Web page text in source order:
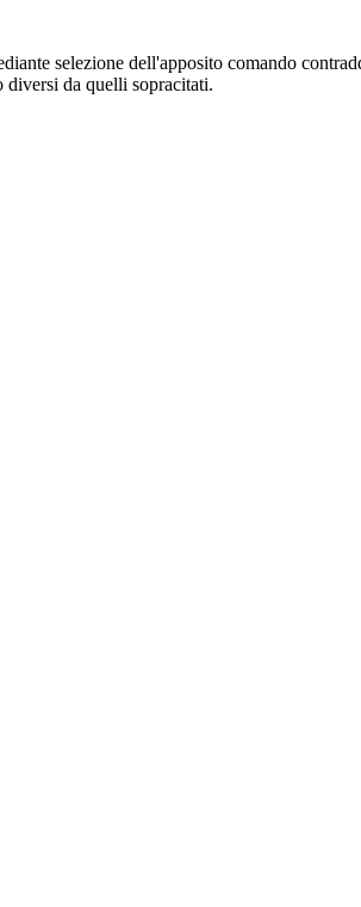
selezione dell'apposito comando
diversi da quelli sopracitati.